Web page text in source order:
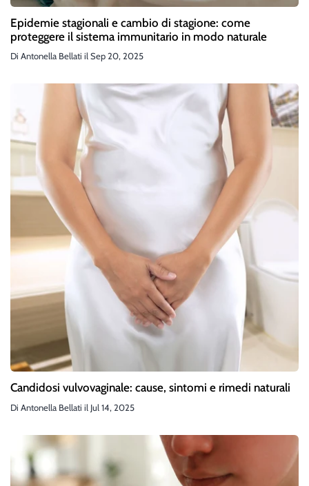
Epidemie stagionali e cambio di stagione: come
proteggere il sistema immunitario in modo naturale
Di Antonella Bellati ilSep 20, 2025
Candidosi vulvovaginale: cause, sintomi e rimedi naturali
Di Antonella Bellati il Jul 14, 2025